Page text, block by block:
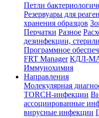
Петли
Резервуары для
хранения образцов
Перчатки Разное
дезинфекции,
Программное
FRT Manager КДЛ-
Иммунохимия
Направления
Молекулярная
TORCH-инфекции
ассоциированные
вирусные инфекции